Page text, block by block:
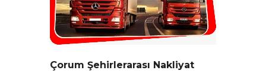
Çorum Şehirlerarası Nakliyat